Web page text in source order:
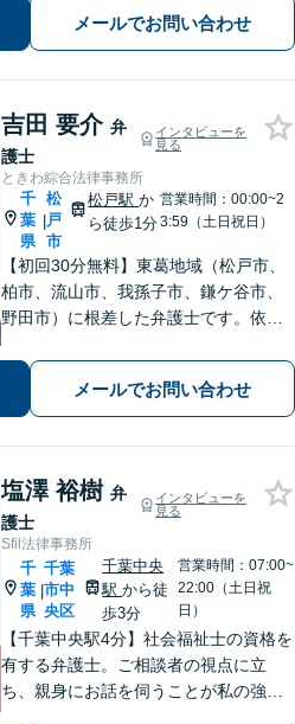
結果へ。粘り強く、鋭く、そして迅速
に。明朗な料金体系で安心サポート。
メールでお問い合わせ
吉田 要介 弁
護士
インタビューを
見る
ときわ綜合法律事務所
千
葉
県
|
松
戸
市
松戸駅か
ら徒歩1分
営業時間：00:00~2
3:59（土日祝日）
【初回30分無料】東葛地域（松戸市、
柏市、流山市、我孫子市、鎌ケ谷市、
野田市）に根差した弁護士です。依頼
の解決に当たります。離婚・交通事
故・債務整理をはじめとする諸問題に
お困りの際はまずはご相談下さい。
メールでお問い合わせ
塩澤 裕樹 弁
護士
インタビューを
見る
Sfil法律事務所
千
葉
県
|
千葉
市中
央区
千葉中央
駅から徒
歩3分
営業時間：07:00~
22:00（土日祝
日）
【千葉中央駅4分】社会福祉士の資格を
有する弁護士。ご相談者の視点に立
ち、親身にお話を伺うことが私の強み